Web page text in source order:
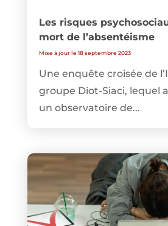
Les risques
mort de l’absentéisme
Mise à jour le 18 septembre 2023
Une enquête croisée de
groupe Diot-Siaci, lequel
un observatoire de...